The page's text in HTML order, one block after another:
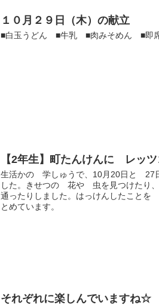
１０月２９日（木）の献立
■白玉うどん ■牛乳 ■肉みそめん ■即
【2年生】町たんけんに レッツ
生活かの 学しゅうで、10月20日と
した。きせつの 花や 虫を見つけた
通ったりしました。はっけんしたこと
とめています。
それぞれに楽しんでいますね☆